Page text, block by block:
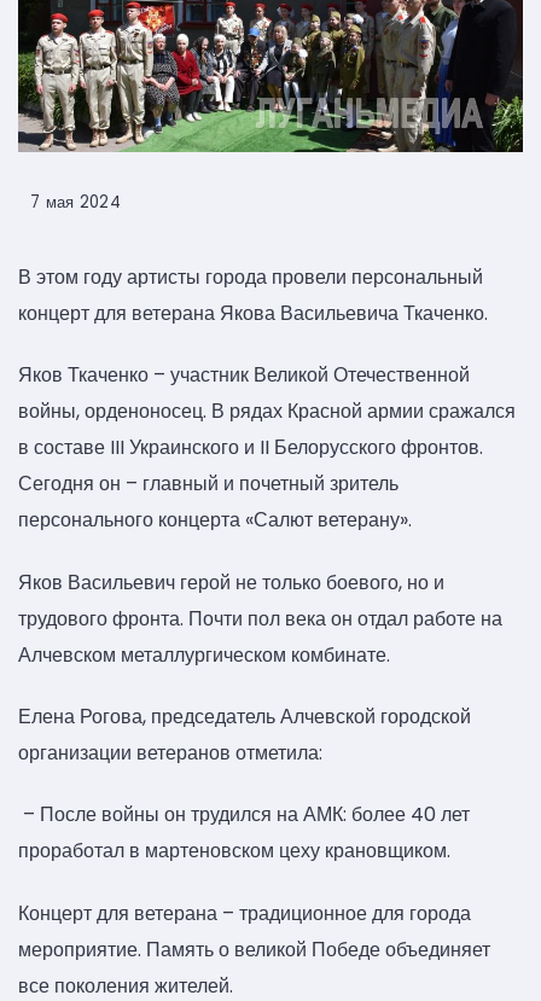
7 мая 2024
В этом году артисты города провели персональный
концерт для ветерана Якова Васильевича Ткаченко.
Яков Ткаченко – участник Великой Отечественной
войны, орденоносец. В рядах Красной армии сражался
в составе III Украинского и II Белорусского фронтов.
Сегодня он – главный и почетный зритель
персонального концерта «Салют ветерану».
Яков Васильевич герой не только боевого, но и
трудового фронта. Почти пол века он отдал работе на
Алчевском металлургическом комбинате.
Елена Рогова, председатель Алчевской городской
организации ветеранов отметила:
– После войны он трудился на АМК: более 40 лет
проработал в мартеновском цеху крановщиком.
Концерт для ветерана – традиционное для города
мероприятие. Память о великой Победе объединяет
все поколения жителей.